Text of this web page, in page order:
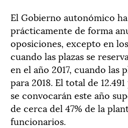
El Gobierno autonómico
prácticamente de forma
oposiciones, excepto en
cuando las plazas se
en el año 2017, cuando las
para 2018. El total de
se convocarán este año
de cerca del 47% de la
funcionarios.